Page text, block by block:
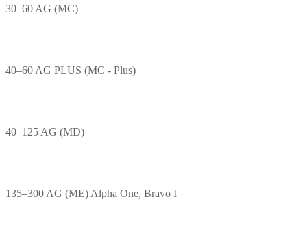
30–60 AG (MC)
40–60 AG PLUS (MC - Plus)
40–125 AG (MD)
135–300 AG (ME) Alpha One, Bravo I